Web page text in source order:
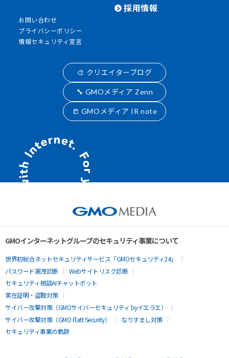
採用情報
お問い合わせ
プライバシーポリシー
情報セキュリティ宣言
🎨 クリエイターブログ
🔧 GMOメディア Zenn
📒 GMOメディア IR note
GMOインターネットグループのセキュリティ事業について
世界初総合ネットセキュリティサービス「GMOセキュリティ24」
パスワード漏洩診断
Webサイトリスク診断
セキュリティ相談AIチャットボット
実在証明・盗聴対策
サイバー攻撃対策（GMOサイバーセキュリティ byイエラエ）
サイバー攻撃対策（GMO Flatt Security）
なりすまし対策
セキュリティ事業の軌跡